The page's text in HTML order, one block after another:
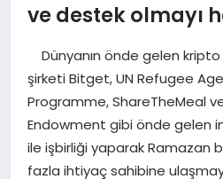
MAGAZIN
SAĞLIK
SPOR
TEKNOLOJI
ve destek olmayı
Dünyanın önde gelen
şirketi Bitget, UN Refugee
Programme, ShareTheMeal
Endowment gibi önde gelen
ile işbirliği yaparak Ramazan
fazla ihtiyaç sahibine